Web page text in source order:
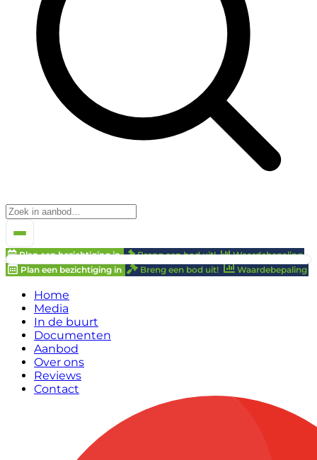
Plan een bezichtiging in Breng een bod uit!
Waardebepaling
Plan een bezichtiging in
Breng een bod uit! Waardebepaling
Home
Media
In de buurt
Documenten
Aanbod
Over ons
Reviews
Contact